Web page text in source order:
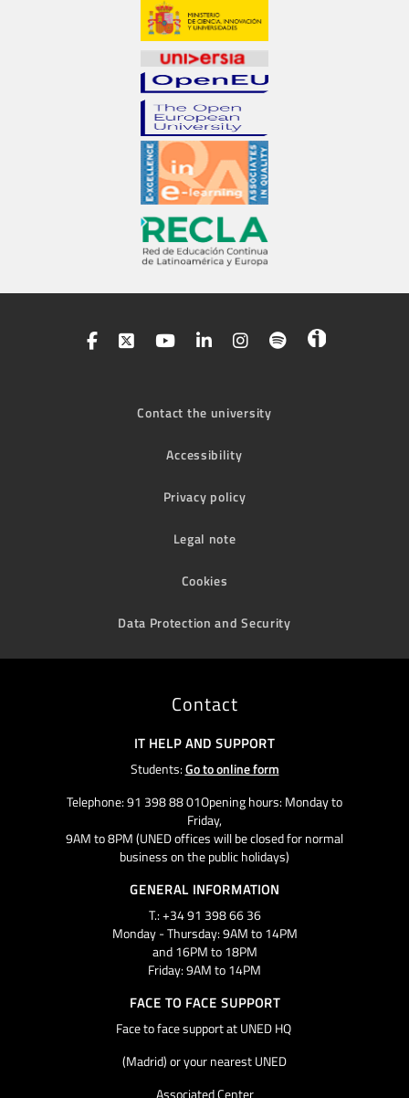
Contact the university
Accessibility
Privacy policy
Legal note
Cookies
Data Protection and Security
Contact
IT HELP AND SUPPORT
Students:Go to online form
Telephone: 91 398 88 01Opening hours: Monday to
Friday,
9AM to 8PM (UNED offices will be closed for normal
business on the public holidays)
GENERAL INFORMATION
T.: +34 91 398 66 36
Monday - Thursday: 9AM to 14PM
and 16PM to 18PM
Friday: 9AM to 14PM
FACE TO FACE SUPPORT
Face to face support at UNED HQ
(Madrid) or your nearest UNED
Associated Center